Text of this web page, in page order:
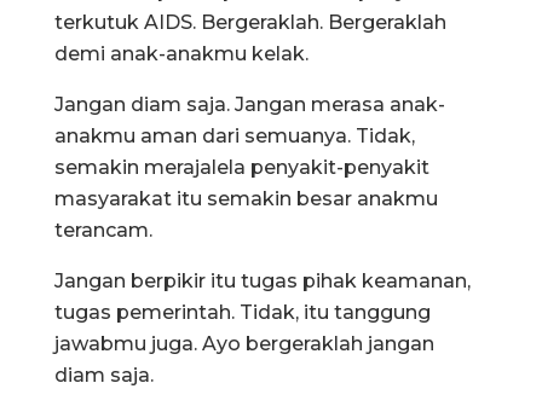
terkutuk AIDS. Bergeraklah. Bergeraklah
demi anak-anakmu kelak.
Jangan diam saja. Jangan merasa anak-
anakmu aman dari semuanya. Tidak,
semakin merajalela penyakit-penyakit
masyarakat itu semakin besar anakmu
terancam.
Jangan berpikir itu tugas pihak keamanan,
tugas pemerintah. Tidak, itu tanggung
jawabmu juga. Ayo bergeraklah jangan
diam saja.